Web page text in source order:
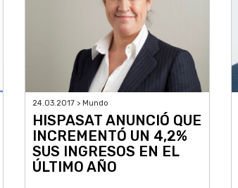
24.03.2017 > Mundo
HISPASAT ANUNCIÓ QUE
INCREMENTÓ UN 4,2%
SUS INGRESOS EN EL
ÚLTIMO AÑO